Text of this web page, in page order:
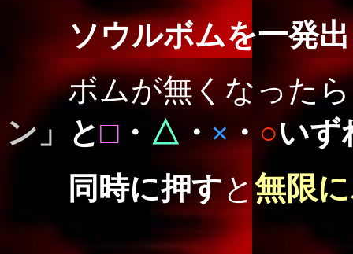
ソウルボムを一発
ボムが無くなった
ン」
と□ ・ △ ・ ×・ ○いず
同時に押すと 無限